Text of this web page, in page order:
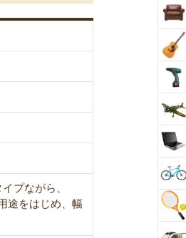
プながら、
途をはじめ、幅